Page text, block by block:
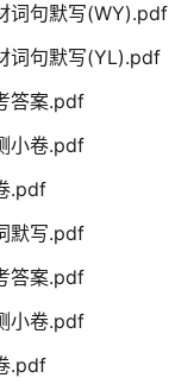
词句默写(WY).pdf
词句默写(YL).pdf
答案.pdf
小卷.pdf
.pdf
默写.pdf
答案.pdf
小卷.pdf
.pdf